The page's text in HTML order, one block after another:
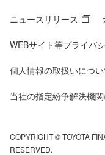
ニュースリリース
WEBサイト等プライバ
個人情報の取扱いにつ
当社の指定紛争解決機
COPYRIGHT © TOYOTA
RESERVED.